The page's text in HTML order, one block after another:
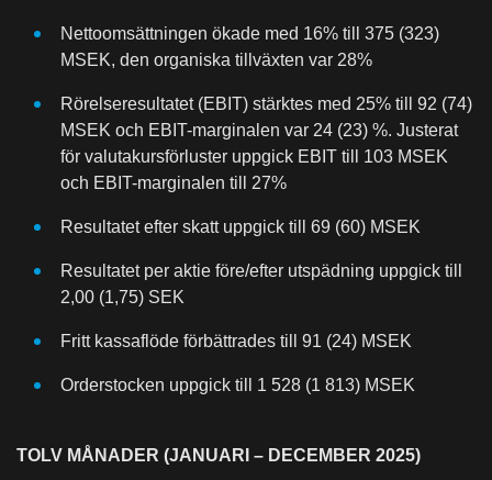
Nettoomsättningen ökade med 16% till 375 (323)
MSEK, den organiska tillväxten var 28%
Rörelseresultatet (EBIT) stärktes med 25% till 92 (74)
MSEK och EBIT-marginalen var 24 (23) %. Justerat
för valutakursförluster uppgick EBIT till 103 MSEK
och EBIT-marginalen till 27%
Resultatet efter skatt uppgick till 69 (60) MSEK
Resultatet per aktie före/efter utspädning uppgick till
2,00 (1,75) SEK
Fritt kassaflöde förbättrades till 91 (24) MSEK
Orderstocken uppgick till 1 528 (1 813) MSEK
TOLV MÅNADER (JANUARI – DECEMBER 2025)